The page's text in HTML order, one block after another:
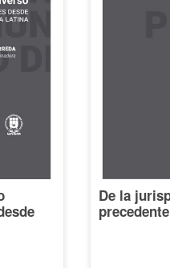
De la
precedente